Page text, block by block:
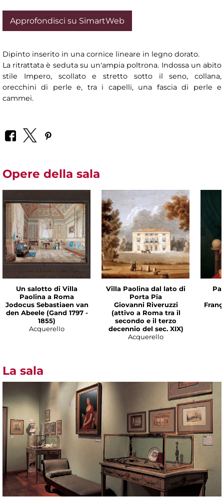
Approfondisci su SimartWeb
Dipinto inserito in una cornice lineare in legno dorato.
La ritrattata è seduta su un'ampia poltrona. Indossa un abito
stile Impero, scollato e stretto sotto il seno, collana,
orecchini di perle e, tra i capelli, una fascia di perle e
cammei.
Opere della sala
Un salotto di Villa
Paolina a Roma
Jodocus Sebastiaen van
den Abeele (Gand 1797 -
1855)
Acquerello
Villa Paolina dal lato di
Porta Pia
Giovanni Riveruzzi
(attivo a Roma tra il
secondo e il terzo
decennio del sec. XIX)
Acquerello
La sala